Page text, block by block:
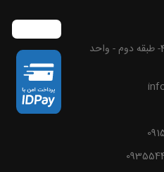
مشهد- الهیه 25- پلاک 4- طبقه دوم - واحد